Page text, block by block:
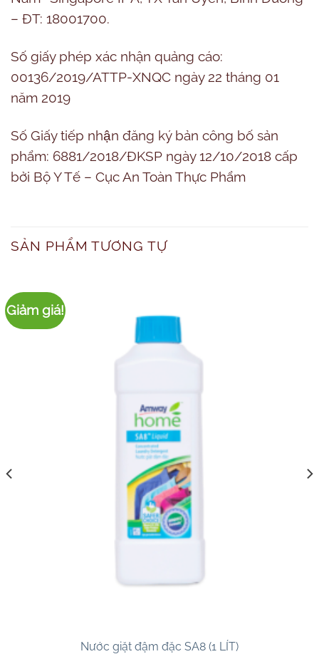
– ĐT: 18001700.
Số giấy phép xác nhận quảng cáo:
00136/2019/ATTP-XNQC ngày 22 tháng 01
năm 2019
Số Giấy tiếp nhận đăng ký bản công bố sản
phẩm: 6881/2018/ĐKSP ngày 12/10/2018 cấp
bởi Bộ Y Tế – Cục An Toàn Thực Phẩm
SẢN PHẨM TƯƠNG TỰ
Giảm giá!
Nước giặt đậm đặc SA8 (1 LÍT)